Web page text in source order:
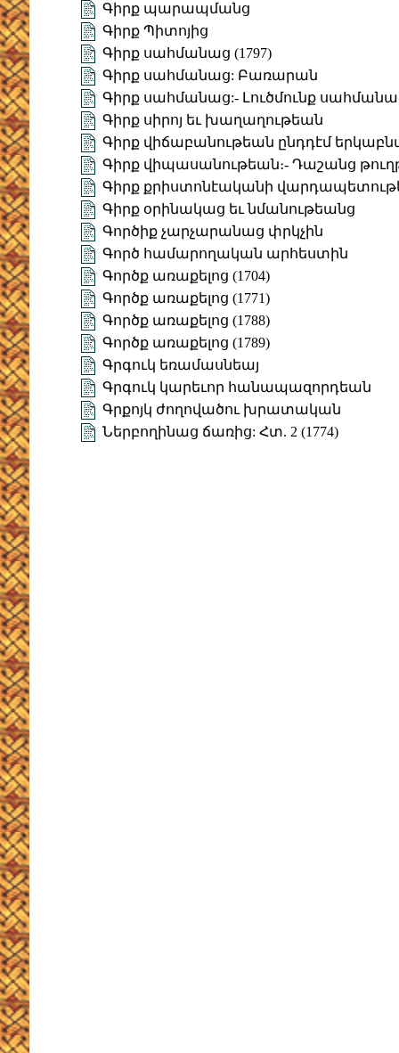
Գիրք պարապմանց
Գիրք Պիտոյից
Գիրք սահմանաց (1797)
Գիրք սահմանաց: Բառարան
Գիրք սահմանաց:- Լուծմունք
Գիրք սիրոյ եւ խաղաղութեան
Գիրք վիճաբանութեան ընդդէմ
Գիրք վիպասանութեան։- Դաշանց
Գիրք քրիստոնէականի
Գիրք օրինակաց եւ նմանութեանց
Գործիք չարչարանաց փրկչին
Գործ համարողական արհեստին
Գործք առաքելոց (1704)
Գործք առաքելոց (1771)
Գործք առաքելոց (1788)
Գործք առաքելոց (1789)
Գրգուկ եռամասնեայ
Գրգուկ կարեւոր հանապազորդեան
Գրքոյկ ժողովածու խրատական
Ներբողինաց ճառից: Հտ. 2 (1774)